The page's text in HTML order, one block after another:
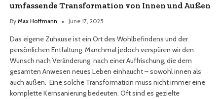
umfassende Transformation von Innen und Außen
By Max Hoffmann June 17, 2025
Das eigene Zuhause ist ein Ort des Wohlbefindens und der
persönlichen Entfaltung. Manchmal jedoch verspüren wir den
Wunsch nach Veränderung, nach einer Auffrischung, die dem
gesamten Anwesen neues Leben einhaucht – sowohl innen als
auch außen. Eine solche Transformation muss nicht immer eine
komplette Kernsanierung bedeuten. Oft sind es gezielte